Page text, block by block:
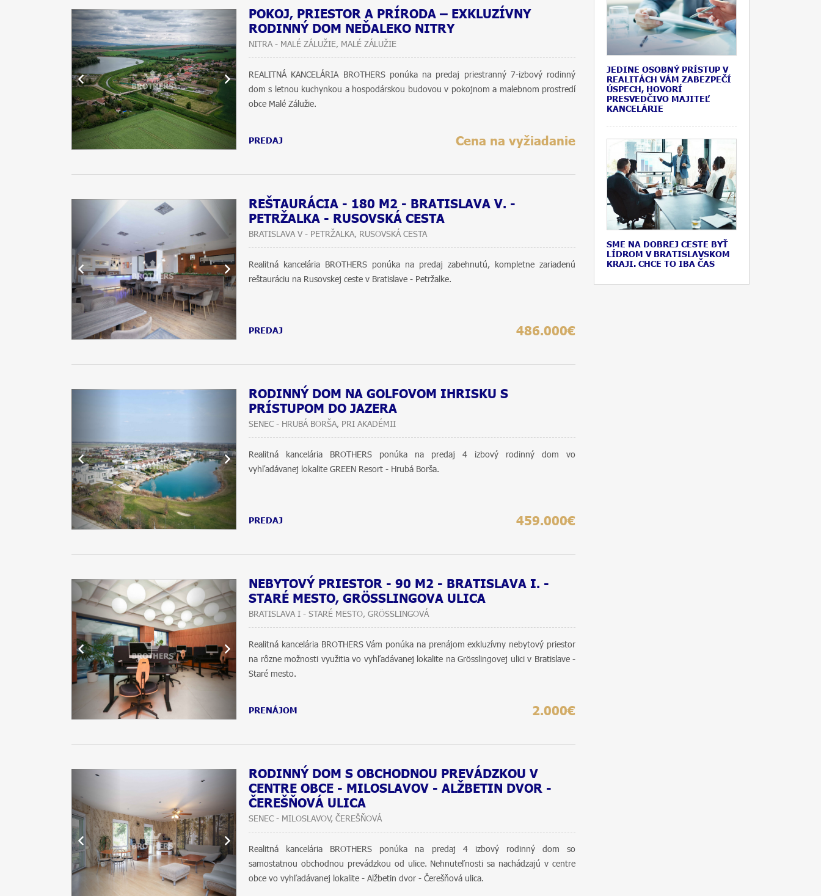
POKOJ, PRIESTOR A PRÍRODA – EXKLUZÍVNY
RODINNÝ DOM NEĎALEKO NITRY
NITRA - MALÉ ZÁLUŽIE, MALÉ ZÁLUŽIE
REALITNÁ KANCELÁRIA BROTHERS ponúka na predaj priestranný 7-izbový rodinný
dom s letnou kuchynkou a hospodárskou budovou v pokojnom a malebnom prostredí
obce Malé Zálužie.
PREDAJ Cena na vyžiadanie
REŠTAURÁCIA - 180 M2 - BRATISLAVA V. -
PETRŽALKA - RUSOVSKÁ CESTA
BRATISLAVA V - PETRŽALKA, RUSOVSKÁ CESTA
Realitná kancelária BROTHERS ponúka na predaj zabehnutú, kompletne zariadenú
reštauráciu na Rusovskej ceste v Bratislave - Petržalke.
PREDAJ 486.000€
RODINNÝ DOM NA GOLFOVOM IHRISKU S
PRÍSTUPOM DO JAZERA
SENEC - HRUBÁ BORŠA, PRI AKADÉMII
Realitná kancelária BROTHERS ponúka na predaj 4 izbový rodinný dom vo
vyhľadávanej lokalite GREEN Resort - Hrubá Borša.
PREDAJ 459.000€
NEBYTOVÝ PRIESTOR - 90 M2 - BRATISLAVA I. -
STARÉ MESTO, GRÖSSLINGOVA ULICA
BRATISLAVA I - STARÉ MESTO, GRÖSSLINGOVÁ
Realitná kancelária BROTHERS Vám ponúka na prenájom exkluzívny nebytový priestor
na rôzne možnosti využitia vo vyhľadávanej lokalite na Grösslingovej ulici v Bratislave -
Staré mesto.
PRENÁJOM 2.000€
RODINNÝ DOM S OBCHODNOU PREVÁDZKOU V
CENTRE OBCE - MILOSLAVOV - ALŽBETIN DVOR -
ČEREŠŇOVÁ ULICA
SENEC - MILOSLAVOV, ČEREŠŇOVÁ
Realitná kancelária BROTHERS ponúka na predaj 4 izbový rodinný dom so
samostatnou obchodnou prevádzkou od ulice. Nehnuteľnosti sa nachádzajú v centre
obce vo vyhľadávanej lokalite - Alžbetin dvor - Čerešňová ulica.
JEDINE OSOBNÝ PRÍSTUP V
REALITÁCH VÁM ZABEZPEČÍ
ÚSPECH, HOVORÍ
PRESVEDČIVO MAJITEĽ
KANCELÁRIE
SME NA DOBREJ CESTE BYŤ
LÍDROM V BRATISLAVSKOM
KRAJI. CHCE TO IBA ČAS